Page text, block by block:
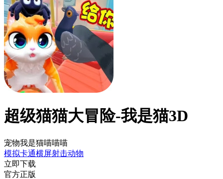
超级猫猫大冒险-我是猫3D
宠物我是猫喵喵喵
模拟卡通横屏射击动物
立即下载
官方正版